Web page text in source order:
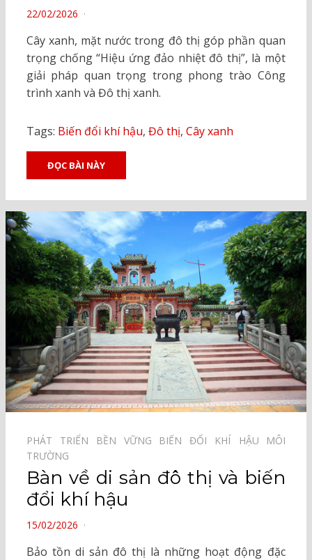
POSTED
22/02/2026
Cây xanh, mặt nước trong đô thị góp phần quan
trọng chống “Hiệu ứng đảo nhiệt đô thị”, là một
giải pháp quan trọng trong phong trào Công
trình xanh và Đô thị xanh.
Tags: Biến đổi khí hậu, Đô thị, Cây xanh
ĐỌC BÀI NÀY
PHÁT TRIỂN BỀN VỮNG⠀ BIẾN ĐỔI KHÍ HẬU⠀
MÔI
TRƯỜNG⠀
Bàn về di sản đô thị và biến
đổi khí hậu
POSTED
15/02/2026
Bảo tồn di sản đô thị là những hoạt động đặc